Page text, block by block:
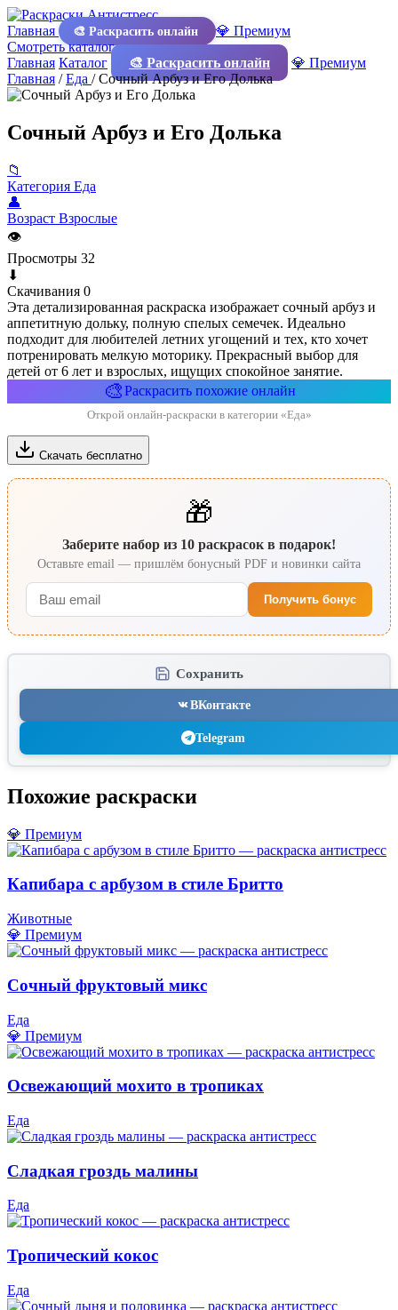
Главная 🎨 Раскрасить онлайн
💎 Премиум
Смотреть каталог
Главная Каталог 🎨 Раскрасить онлайн
💎 Премиум
Главная /Еда /Сочный Арбуз и Его Долька
Сочный Арбуз и Его Долька
📁
Категория Еда
👤
Возраст Взрослые
👁
Просмотры 32
⬇
Скачивания 0
Эта детализированная раскраска изображает сочный арбуз и
аппетитную дольку, полную спелых семечек. Идеально
подходит для любителей летних угощений и тех, кто хочет
потренировать мелкую моторику. Прекрасный выбор для
детей от 6 лет и взрослых, ищущих спокойное занятие.
🎨Раскрасить похожие онлайн
Открой онлайн-раскраски в категории «Еда»
Скачать бесплатно
🎁
Заберите набор из 10 раскрасок в подарок!
Оставьте email — пришлём бонусный PDF и новинки сайта
Получить бонус
Сохранить
ВКонтакте
Telegram
Похожие раскраски
💎 Премиум
Капибара с арбузом в стиле Бритто
Животные
💎 Премиум
Сочный фруктовый микс
Еда
💎 Премиум
Освежающий мохито в тропиках
Еда
Сладкая гроздь малины
Еда
Тропический кокос
Еда